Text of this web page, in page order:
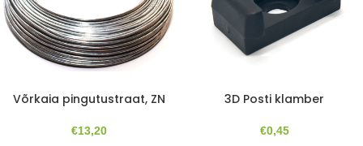
Võrkaia pingutustraat, ZN
€13,20
3D Posti klamber
€0,45